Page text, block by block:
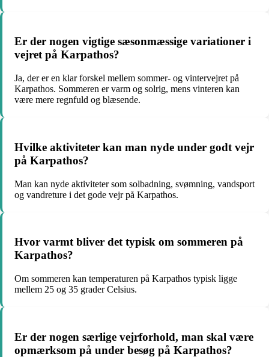
Er der nogen vigtige sæsonmæssige variationer i
vejret på Karpathos?
Ja, der er en klar forskel mellem sommer- og vintervejret på
Karpathos. Sommeren er varm og solrig, mens vinteren kan
være mere regnfuld og blæsende.
Hvilke aktiviteter kan man nyde under godt vejr
på Karpathos?
Man kan nyde aktiviteter som solbadning, svømning, vandsport
og vandreture i det gode vejr på Karpathos.
Hvor varmt bliver det typisk om sommeren på
Karpathos?
Om sommeren kan temperaturen på Karpathos typisk ligge
mellem 25 og 35 grader Celsius.
Er der nogen særlige vejrforhold, man skal være
opmærksom på under besøg på Karpathos?